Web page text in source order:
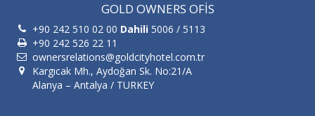
GOLD OWNERS OFİS
+90 242 510 02 00 Dahili 5006 / 5113
+90 242 526 22 11
ownersrelations@goldcityhotel.com.tr
Kargıcak Mh., Aydoğan Sk. No:21/A
Alanya – Antalya / TURKEY